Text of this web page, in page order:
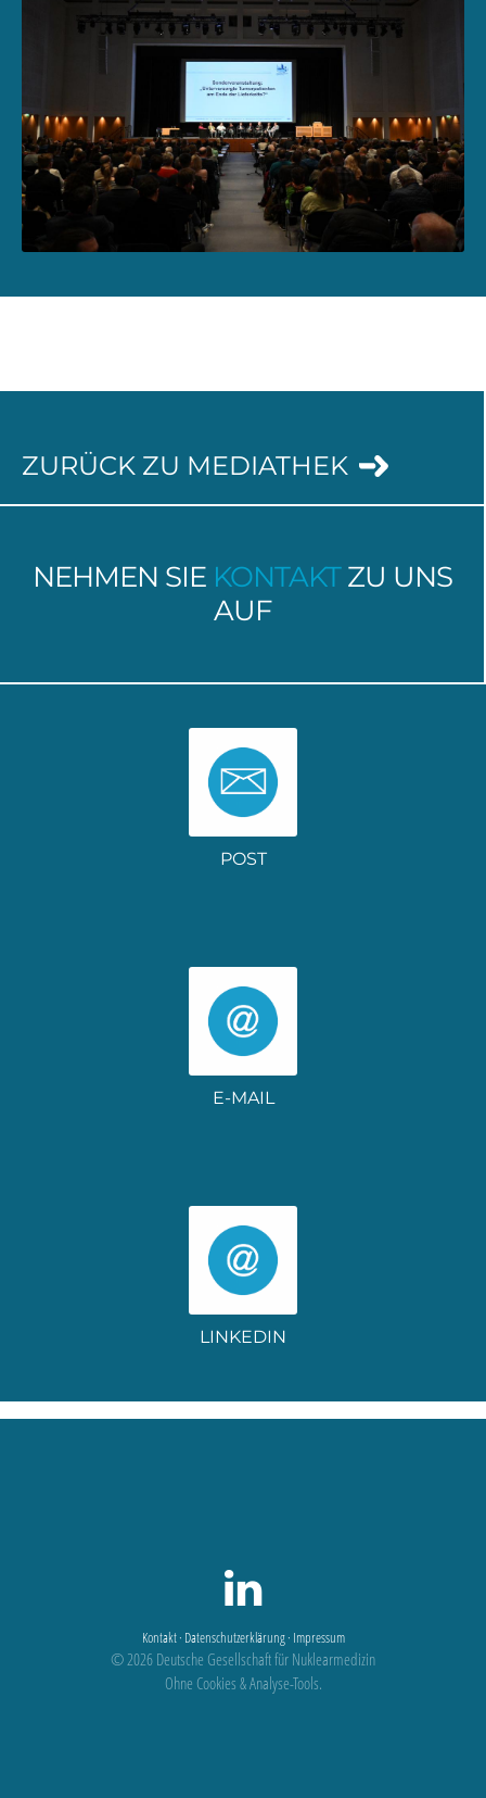
ZURÜCK ZU MEDIATHEK
NEHMEN SIE KONTAKTZU UNS
AUF
POST
E-MAIL
LINKEDIN
Kontakt· Datenschutzerklärung· Impressum
© 2026 Deutsche Gesellschaft für Nuklearmedizin
Ohne Cookies & Analyse-Tools.